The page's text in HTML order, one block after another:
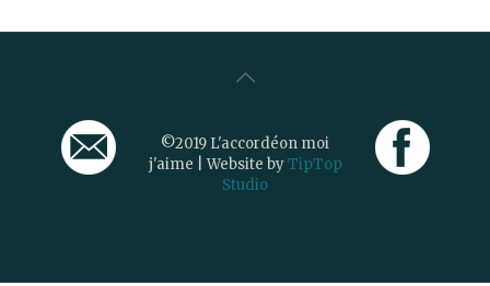
©2019 L'accordéon moi
j'aime | Website byTipTop
Studio